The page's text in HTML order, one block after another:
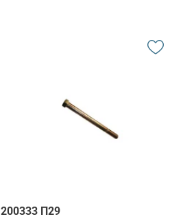
200333 П29